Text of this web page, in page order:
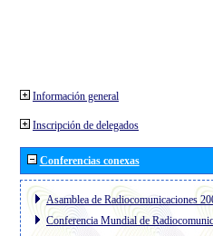
Información general
Inscripción de delegados
Conferencias conexas
Asamblea de Radiocomunicaciones
Conferencia Mundial de